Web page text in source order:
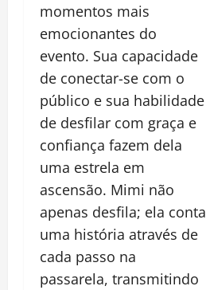
momentos mais
emocionantes do
evento. Sua capacidade
de conectar-se com o
público e sua habilidade
de desfilar com graça e
confiança fazem dela
uma estrela em
ascensão. Mimi não
apenas desfila; ela conta
uma história através de
cada passo na
passarela, transmitindo